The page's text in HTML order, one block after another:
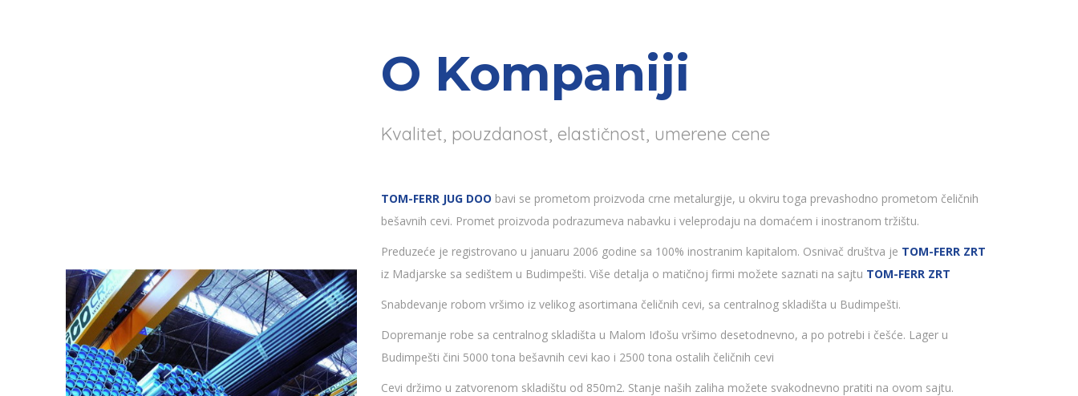
O Kompaniji
Kvalitet, pouzdanost, elastičnost, umerene cene
TOM-FERR JUG DOO bavi se prometom proizvoda crne metalurgije, u okviru toga prevashodno prometom čeličnih
bešavnih cevi. Promet proizvoda podrazumeva nabavku i veleprodaju na domaćem i inostranom tržištu.
Preduzeće je registrovano u januaru 2006 godine sa 100% inostranim kapitalom. Osnivač društva je TOM-FERR ZRT
iz Madjarske sa sedištem u Budimpešti. Više detalja o matičnoj firmi možete saznati na sajtu TOM-FERR ZRT
Snabdevanje robom vršimo iz velikog asortimana čeličnih cevi, sa centralnog skladišta u Budimpešti.
Dopremanje robe sa centralnog skladišta u Malom Iđošu vršimo desetodnevno, a po potrebi i češće. Lager u
Budimpešti čini 5000 tona bešavnih cevi kao i 2500 tona ostalih čeličnih cevi
Cevi držimo u zatvorenom skladištu od 850m2. Stanje naših zaliha možete svakodnevno pratiti na ovom sajtu.